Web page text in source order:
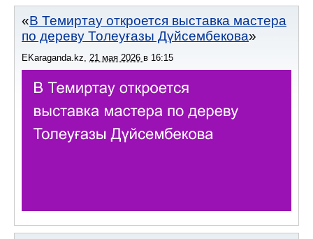
В Темиртау откроется выставка мастера
по дереву Толеуғазы Дүйсембекова
EKaraganda.kz, 21 мая 2026 в 16:15